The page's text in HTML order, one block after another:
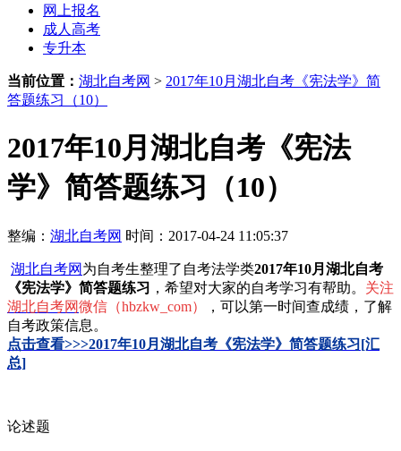
网上报名
成人高考
专升本
当前位置： 湖北自考网 > 2017年10月湖北自考《宪法学》简
答题练习（10）
2017年10月湖北自考《宪法
学》简答题练习（10）
整编： 湖北自考网 时间：2017-04-24 11:05:37
湖北自考网 为自考生整理了自考法学类2017年10月湖北自考
《宪法学》简答题练习 ，希望对大家的自考学习有帮助。 关注
湖北自考网微信（hbzkw_com）
，可以第一时间查成绩，了解
自考政策信息。
点击查看>>>2017年10月湖北自考《宪法学》简答题练习 [汇
总]
论述题